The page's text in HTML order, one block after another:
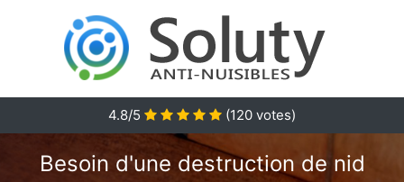
4.8/5 (120 votes)
Besoin d'une destruction de nid